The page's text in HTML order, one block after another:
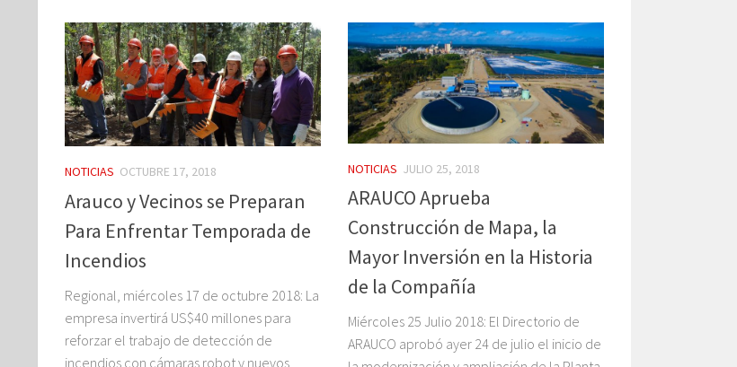
NOTICIAS OCTUBRE 17, 2018
Arauco y Vecinos se Preparan
Para Enfrentar Temporada de
Incendios
Regional, miércoles 17 de octubre 2018: La
empresa invertirá US$40 millones para
reforzar el trabajo de detección de
incendios con cámaras robot y nuevos
NOTICIAS JULIO 25, 2018
ARAUCO Aprueba
Construcción de Mapa, la
Mayor Inversión en la Historia
de la Compañía
Miércoles 25 Julio 2018: El Directorio de
ARAUCO aprobó ayer 24 de julio el inicio de